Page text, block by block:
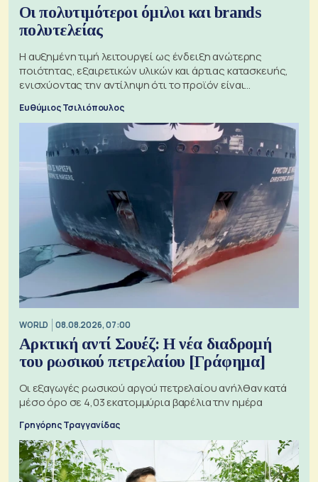
Οι πολυτιμότεροι όμιλοι και brands
πολυτελείας
Η αυξημένη τιμή λειτουργεί ως ένδειξη ανώτερης
ποιότητας, εξαιρετικών υλικών και άρτιας κατασκευής,
ενισχύοντας την αντίληψη ότι το προϊόν είναι
Ευθύμιος Τσιλιόπουλος
WORLD 08.08.2026, 07:00
Αρκτική αντί Σουέζ: Η νέα διαδρομή
του ρωσικού πετρελαίου [Γράφημα]
Οι εξαγωγές ρωσικού αργού πετρελαίου ανήλθαν κατά
μέσο όρο σε 4,03 εκατομμύρια βαρέλια την ημέρα
Γρηγόρης Τραγγανίδας